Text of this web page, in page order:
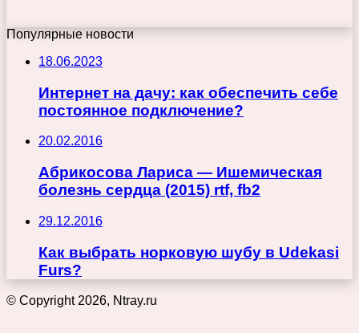
Популярные новости
18.06.2023
Интернет на дачу: как обеспечить себе
постоянное подключение?
20.02.2016
Абрикосова Лариса — Ишемическая
болезнь сердца (2015) rtf, fb2
29.12.2016
Как выбрать норковую шубу в Udekasi
Furs?
© Copyright 2026, Ntray.ru